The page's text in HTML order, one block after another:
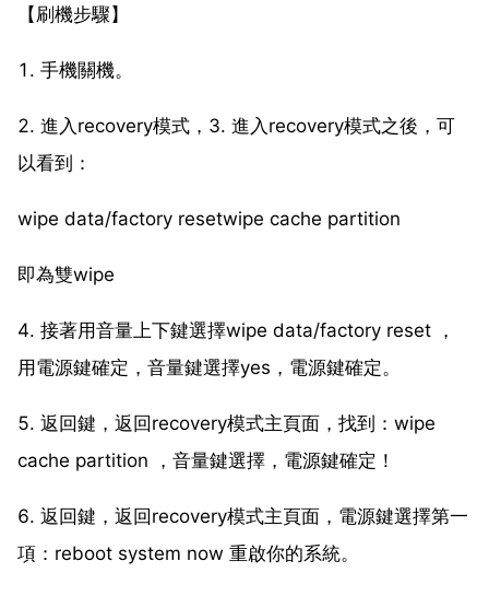
【刷機步驟】
1. 手機關機。
2. 進入recovery模式，3. 進入recovery模式之後，可
以看到：
wipe data/factory resetwipe cache partition
即為雙wipe
4. 接著用音量上下鍵選擇wipe data/factory reset ，
用電源鍵確定，音量鍵選擇yes，電源鍵確定。
5. 返回鍵，返回recovery模式主頁面，找到：wipe
cache partition ，音量鍵選擇，電源鍵確定！
6. 返回鍵，返回recovery模式主頁面，電源鍵選擇第一
項：reboot system now 重啟你的系統。